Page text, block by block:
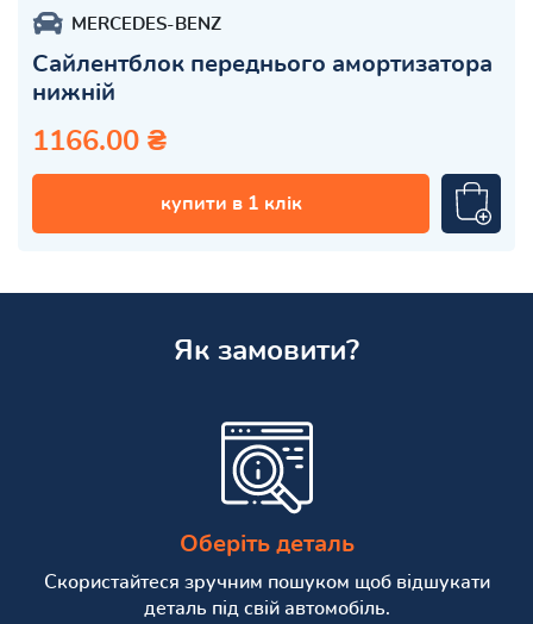
MERCEDES-BENZ
Сайлентблок переднього амортизатора
нижній
1166.00 ₴
купити в 1 клік
Як замовити?
Оберіть деталь
Скористайтеся зручним пошуком щоб відшукати
деталь під свій автомобіль.